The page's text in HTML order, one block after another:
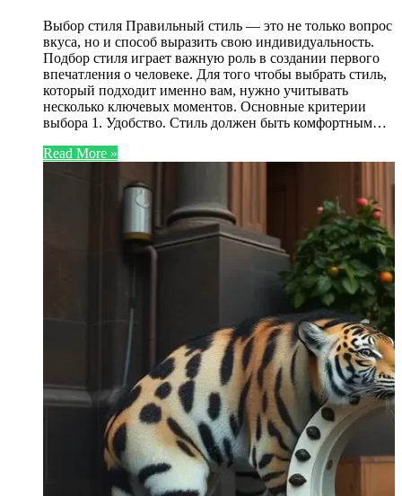
Выбор стиля Правильный стиль — это не только вопрос
вкуса, но и способ выразить свою индивидуальность.
Подбор стиля играет важную роль в создании первого
впечатления о человеке. Для того чтобы выбрать стиль,
который подходит именно вам, нужно учитывать
несколько ключевых моментов. Основные критерии
выбора 1. Удобство. Стиль должен быть комфортным…
Read More »